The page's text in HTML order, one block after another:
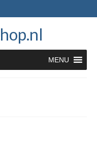
MENU